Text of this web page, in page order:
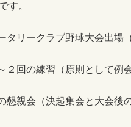
す。
タリークラブ野球大会出場
２回の練習（原則として例
懇親会（決起集会と大会後